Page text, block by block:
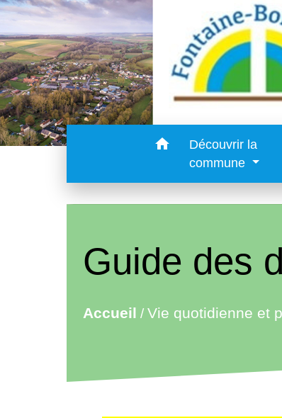
home
Découvrir la
commune
Guide des
Accueil / Vie quotidienne et